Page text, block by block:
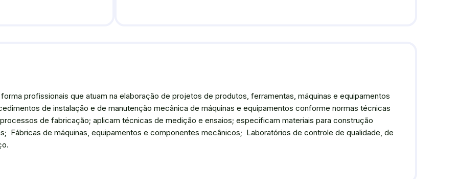
profissionais que atuam na elaboração de projetos de produtos, ferramentas, máquinas e equipamentos
de instalação e de manutenção mecânica de máquinas e equipamentos conforme normas técnicas
de fabricação; aplicam técnicas de medição e ensaios; especificam materiais para construção
Fábricas de máquinas, equipamentos e componentes mecânicos; Laboratórios de controle de qualidade, de